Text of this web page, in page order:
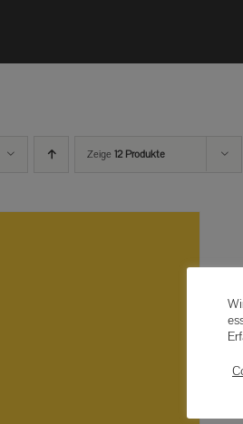
Zeige 12 Produkte